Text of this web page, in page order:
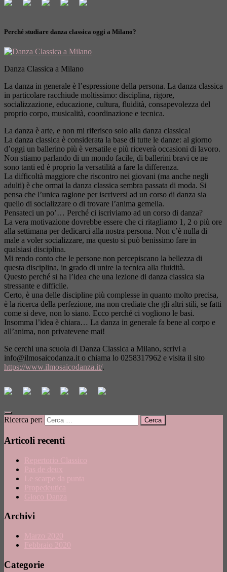
Perché studiare danza classica oggi a Milano?
Danza Classica a Milano
La danza in generale è l’espressione della persona. La danza classica
in particolare racchiude moltissimo: disciplina, rigore,
socializzazione, educazione, cultura, fluidità, consapevolezza del
proprio corpo, musicalità, coordinazione e tecnica.
La danza è arte, e non mi riferisco solo alla danza classica!
La danza classica è considerata la base di tutte le danze: al giorno
d’oggi un ballerino più è versatile e più riceverà occasioni di lavoro.
Non stiamo parlando di un mondo facile, di ballerini bravi ce ne
sono tanti ed è proprio la versatilità a fare la differenza.
La difficoltà maggiore che riscontro nei giovani (ma anche negli
adulti) è che ormai la danza classica sembra passata di moda. Si
pensa che l’unica ragione per iscriversi ad un corso di danza sia
quello di socializzare o di trovare l’anima gemella.
Pensateci un po’… Perché ci iscriviamo ad un corso di danza?
La vera motivazione dovrebbe essere che ci ritagliamo 1, 2 o più ore
alla settimana per dedicarci alla nostra persona. Non c’è nulla di
male a voler socializzare, ma questo si può benissimo fare in
qualsiasi disciplina.
Mi rendo conto che le persone non percepiscano la bellezza di
questa disciplina, in grado di unire la tecnica alla fluidità.
Questo perché si ha l’idea che una lezione di danza classica sia
stressante e difficile.
Certo, è una delle discipline più complesse in quanto molto precisa,
è la ricerca della perfezione, ma non crediate che gli altri stili, se fatti
come si deve, non lo siano. Ecco perché ci vogliono le basi.
Insomma l’idea è chiara… La danza in generale fa bene al corpo e
all’anima, non privatevene mai!
Se cerchi una scuola di Danza Classica a Milano, scrivi a
info@ilmosaicodanza.it o chiama lo 0258317962 e visita il sito
https://www.ilmosaicodanza.it/.
Ricerca per:
Articoli recenti
Repertorio Classico
Pas de deux
Le scarpe da punta
Propedeutica
Gioco Danza
Archivi
Marzo 2020
Febbraio 2020
Categorie